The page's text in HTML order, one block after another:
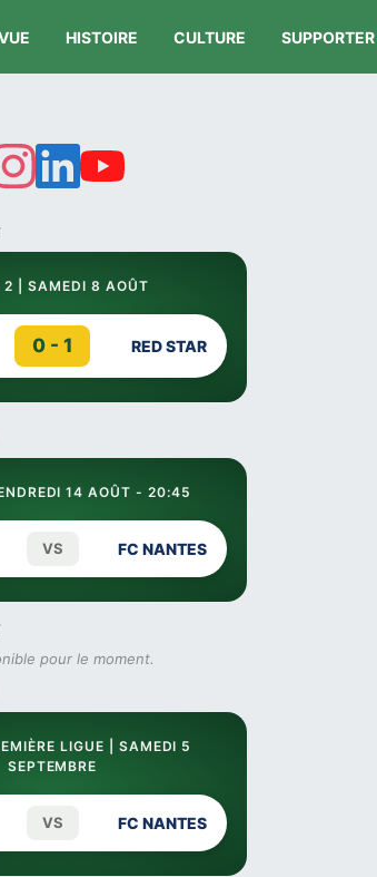
HISTOIRE CULTURE SUPPORTER
2 | SAMEDI 8 AOÛT
0 - 1 RED STAR
14 AOÛT - 20:45
VS FC NANTES
pour le moment.
LIGUE | SAMEDI 5
SEPTEMBRE
VS FC NANTES